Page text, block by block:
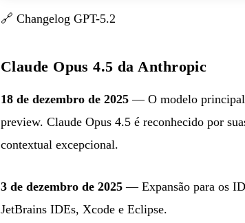
🔗 Changelog GPT-5.2
Claude Opus 4.5 da Anthropic
18 de dezembro de 2025 — O modelo principal
preview. Claude Opus 4.5 é reconhecido por
contextual excepcional.
3 de dezembro de 2025 — Expansão para os
JetBrains IDEs, Xcode e Eclipse.